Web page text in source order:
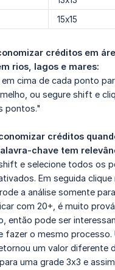
15x15
créditos em
rios, lagos e mares:
cima de cada ponto
ou segure shift e
pontos."
créditos
chave tem
e selecione todos os
Em seguida
a análise somente
com 20+, é muito
então pode ser
fazer o mesmo processo.
um valor diferente
uma grade 3x3 e